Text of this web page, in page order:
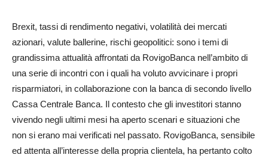
Brexit, tassi di rendimento negativi, volatilità dei mercati
azionari, valute ballerine, rischi geopolitici: sono i temi di
grandissima attualità affrontati da RovigoBanca nell’ambito di
una serie di incontri con i quali ha voluto avvicinare i propri
risparmiatori, in collaborazione con la banca di secondo livello
Cassa Centrale Banca. Il contesto che gli investitori stanno
vivendo negli ultimi mesi ha aperto scenari e situazioni che
non si erano mai verificati nel passato. RovigoBanca, sensibile
ed attenta all’interesse della propria clientela, ha pertanto colto